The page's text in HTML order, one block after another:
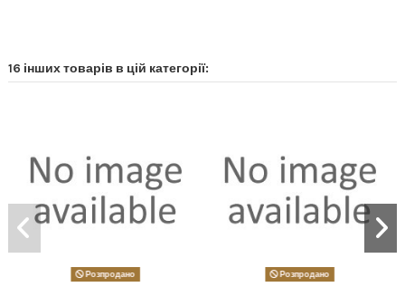
16 інших товарів в цій категорії:
Розпродано Розпродано